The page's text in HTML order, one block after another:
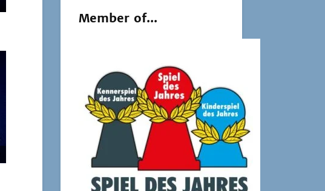
Member of...